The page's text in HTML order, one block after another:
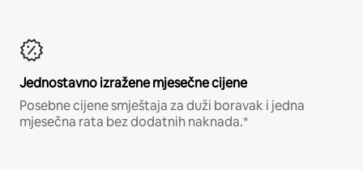
Jednostavno izražene mjesečne cijene
Posebne cijene smještaja za duži boravak i jedna
mjesečna rata bez dodatnih naknada.*